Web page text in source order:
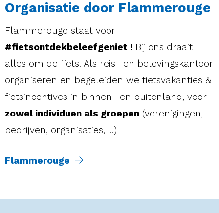
Organisatie door Flammerouge
Flammerouge staat voor
#fietsontdekbeleefgeniet ! Bij ons draait
alles om de fiets. Als reis- en belevingskantoor
organiseren en begeleiden we fietsvakanties &
fietsincentives in binnen- en buitenland, voor
zowel individuen als groepen (verenigingen,
bedrijven, organisaties, ...)
Flammerouge